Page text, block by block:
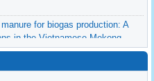
for biogas production: A
in the Vietnamese Mekong
systems in the Vietnamese